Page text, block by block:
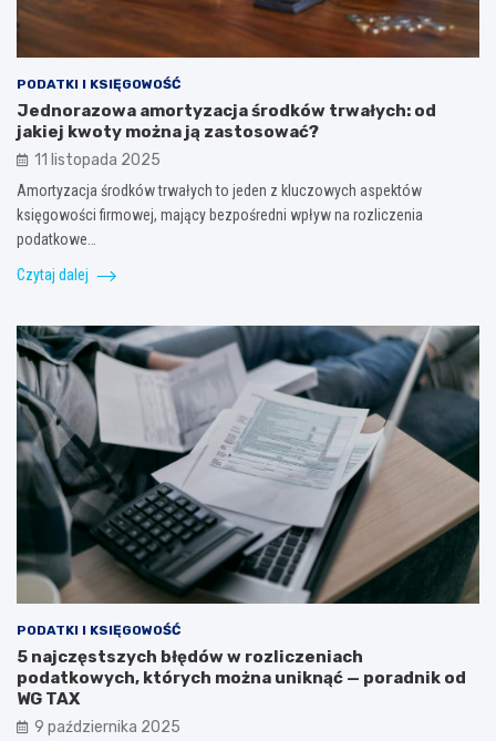
PODATKI I KSIĘGOWOŚĆ
Jednorazowa amortyzacja środków trwałych: od
jakiej kwoty można ją zastosować?
11 listopada 2025
Amortyzacja środków trwałych to jeden z kluczowych aspektów
księgowości firmowej, mający bezpośredni wpływ na rozliczenia
podatkowe…
Czytaj dalej
PODATKI I KSIĘGOWOŚĆ
5 najczęstszych błędów w rozliczeniach
podatkowych, których można uniknąć — poradnik od
WG TAX
9 października 2025